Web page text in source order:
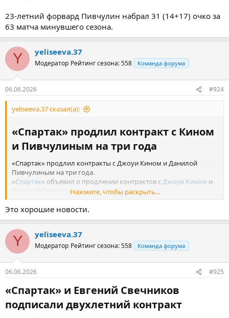
23-летний форвард Пивчулин набрал 31 (14+17) очко за
63 матча минувшего сезона.
Y yeliseeva.37
Модератор Рейтинг сезона: 558 Команда форума
06.06.2026 #924
yeliseeva.37 сказал(а):
«Спартак» продлил контракт с Кином
и Пивчулиным на три года​
«Спартак» продлил контракты с Джоуи Кином и Данилой
Пивчулиным на три года.
«Спартак» объявил о продлении контрактов сДжоуи Кином и
Данилой Пивчулиным.
Новые соглашения игроков будут рассчитаны на три года.
В минувшем сезоне 26-летний Кин установил рекорд
результативности для защитников «Спартака» за сезон
КХЛ
, набрав 39 (9+30) очков за 63 игры.
23-летний форвард Пивчулин набрал 31 (14+17) очко за 63
матча минувшего сезона.
Нажмите, чтобы раскрыть...
Это хорошие новости.
Y yeliseeva.37
Модератор Рейтинг сезона: 558 Команда форума
06.06.2026 #925
«Спартак» и Евгений Свечников
подписали двухлетний контракт​